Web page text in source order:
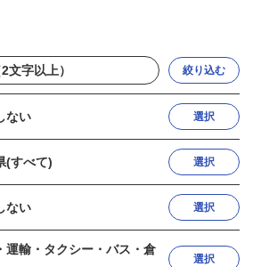
絞り込む
ない 選択
(すべて) 選択
ない 選択
運輸・タクシー・バス・倉
選択